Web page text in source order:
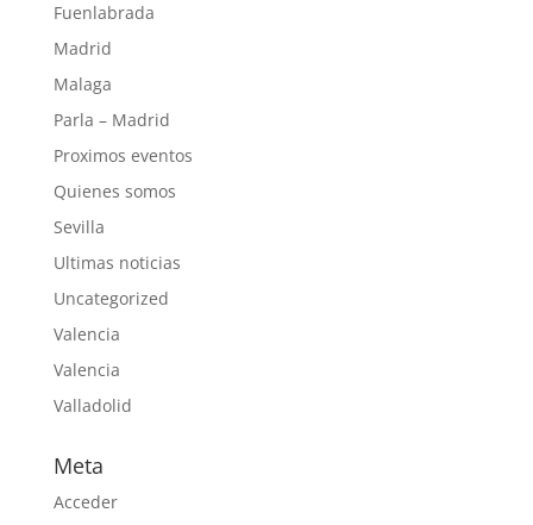
Fuenlabrada
Madrid
Malaga
Parla – Madrid
Proximos eventos
Quienes somos
Sevilla
Ultimas noticias
Uncategorized
Valencia
Valencia
Valladolid
Meta
Acceder